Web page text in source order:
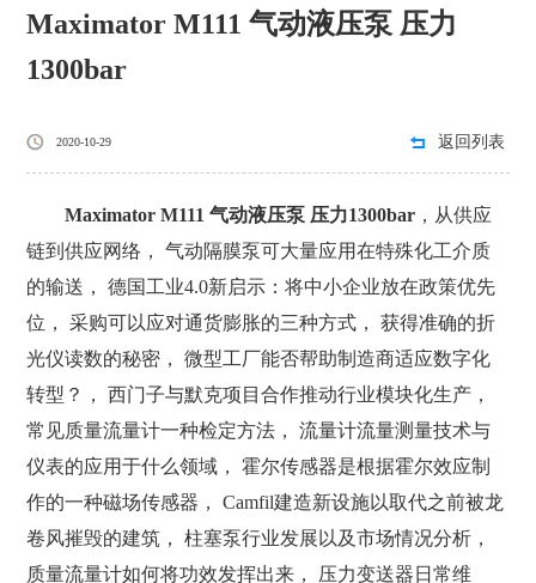
Maximator M111 气动液压泵 压力
1300bar
2020-10-29 返回列表
Maximator M111 气动液压泵 压力1300bar ，从供应
链到供应网络， 气动隔膜泵可大量应用在特殊化工介质
的输送， 德国工业4.0新启示：将中小企业放在政策优先
位， 采购可以应对通货膨胀的三种方式， 获得准确的折
光仪读数的秘密， 微型工厂能否帮助制造商适应数字化
转型？， 西门子与默克项目合作推动行业模块化生产，
常见质量流量计一种检定方法， 流量计流量测量技术与
仪表的应用于什么领域， 霍尔传感器是根据霍尔效应制
作的一种磁场传感器， Camfil建造新设施以取代之前被龙
卷风摧毁的建筑， 柱塞泵行业发展以及市场情况分析，
质量流量计如何将功效发挥出来， 压力变送器日常维